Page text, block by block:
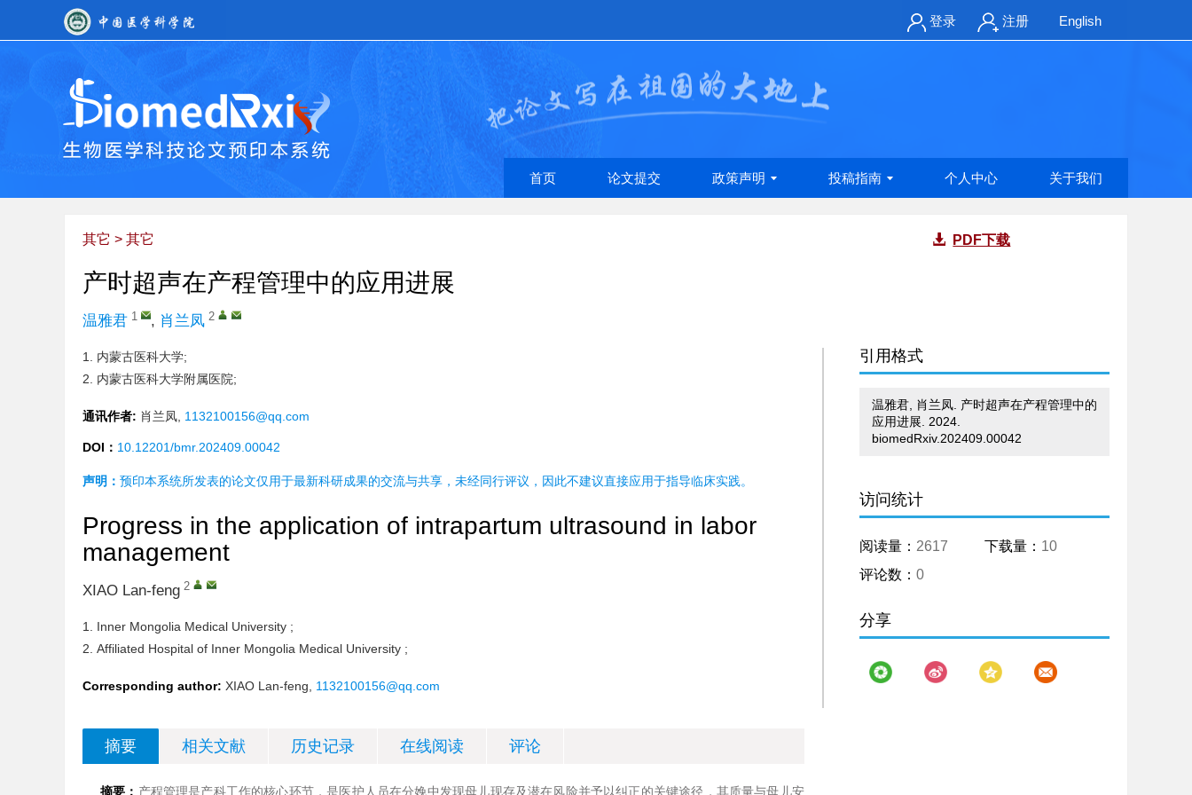
登录 注册 English
首页 论文提交 政策声明 投稿指南 个人中心 关于我们
其它 > 其它 PDF下载
产时超声在产程管理中的应用进展
温雅君 1 , 肖兰凤 2
1. 内蒙古医科大学;
2. 内蒙古医科大学附属医院;
通讯作者: 肖兰凤, 1132100156@qq.com
DOI： 10.12201/bmr.202409.00042
声明： 预印本系统所发表的论文仅用于最新科研成果的交流与共享，未经同行评议，因此不建议直接应用于指导临床实践。
Progress in the application of intrapartum ultrasound in labor
management
XIAO Lan-feng 2
1. Inner Mongolia Medical University ;
2. Affiliated Hospital of Inner Mongolia Medical University ;
Corresponding author: XIAO Lan-feng, 1132100156@qq.com
摘要 相关文献 历史记录 在线阅读 评论
摘要： 产程管理是产科工作的核心环节，是医护人员在分娩中发现母儿现存及潜在风险并予以纠正的关键途径，其质量与母儿安
引用格式
温雅君, 肖兰凤. 产时超声在产程管理中的
应用进展. 2024.
biomedRxiv.202409.00042
访问统计
阅读量： 2617 下载量： 10
评论数： 0
分享